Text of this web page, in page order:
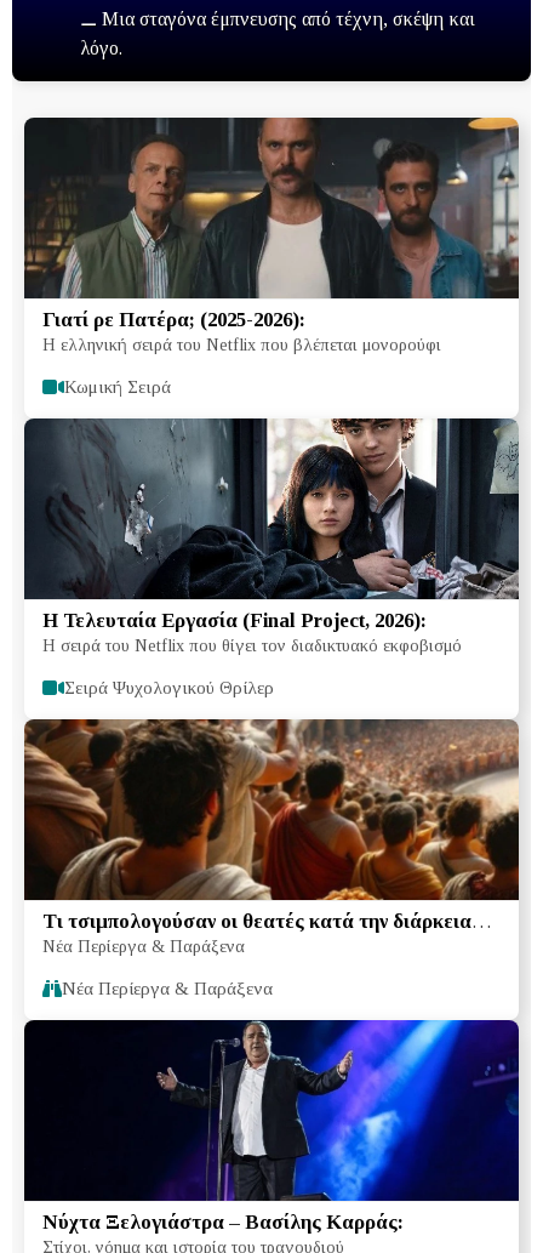
⚊ Μια σταγόνα έμπνευσης από τέχνη, σκέψη και
λόγο.
Γιατί ρε Πατέρα; (2025-2026):
Η ελληνική σειρά του Netflix που βλέπεται μονορούφι
Κωμική Σειρά
Η Τελευταία Εργασία (Final Project, 2026):
Η σειρά του Netflix που θίγει τον διαδικτυακό εκφοβισμό
Σειρά Ψυχολογικού Θρίλερ
Τι τσιμπολογούσαν οι θεατές κατά την διάρκεια
των μονομαχιών στο Κολοσσαίο
Νέα Περίεργα & Παράξενα
Νέα Περίεργα & Παράξενα
Νύχτα Ξελογιάστρα – Βασίλης Καρράς:
Στίχοι, νόημα και ιστορία του τραγουδιού